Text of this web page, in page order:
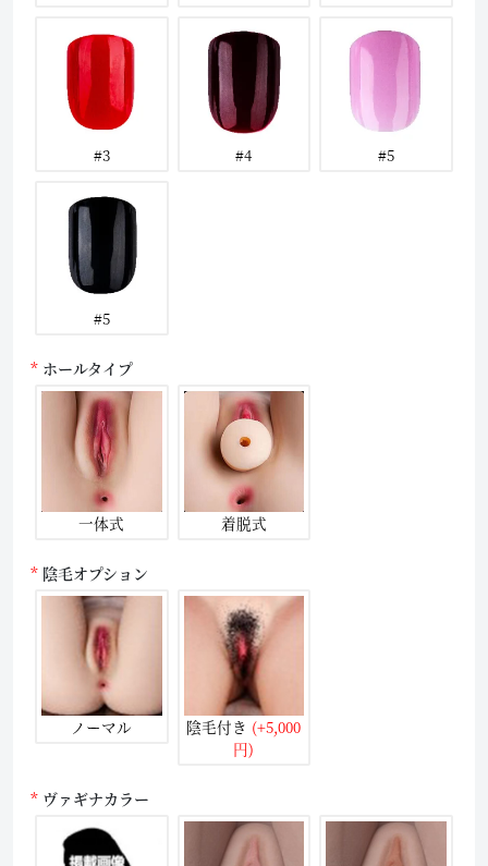
#3 #4 #5
#5
ホールタイプ
一体式 着脱式
陰毛オプション
ノーマル 陰毛付き (+5,000
円)
ヴァギナカラー